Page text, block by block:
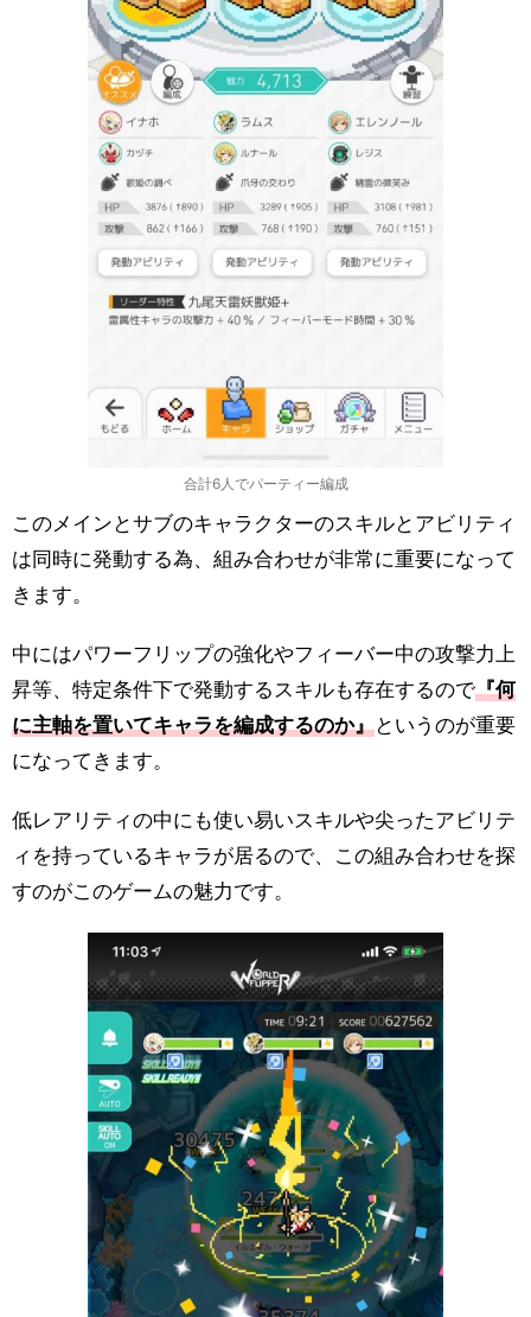
合計6人でパーティー編成
このメインとサブのキャラクターのスキルとアビリティ
は同時に発動する為、組み合わせが非常に重要になって
きます。
中にはパワーフリップの強化やフィーバー中の攻撃力上
昇等、特定条件下で発動するスキルも存在するので『何
に主軸を置いてキャラを編成するのか』というのが重要
になってきます。
低レアリティの中にも使い易いスキルや尖ったアビリテ
ィを持っているキャラが居るので、この組み合わせを探
すのがこのゲームの魅力です。